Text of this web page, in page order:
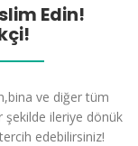
Edin!
ve diğer tüm
şekilde ileriye dönük
edebilirsiniz!